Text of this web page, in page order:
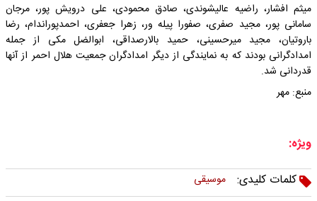
میثم افشار، راضیه عالیشوندی، صادق محمودی، علی درویش پور، مرجان
سامانی پور، مجید صفری، صفورا پیله ور، زهرا جعفری، احمدپوراندام، رضا
باروتیان، مجید میرحسینی، حمید بالارصداقی، ابوالضل مکی از جمله
امدادگرانی بودند که به نمایندگی از دیگر امدادگران جمعیت هلال احمر از آنها
قدردانی شد.
منبع: مهر
ویژه:
کلمات کلیدی:
موسیقی